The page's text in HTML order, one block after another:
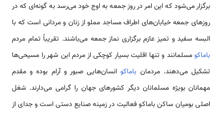
برگزار می‌شود که این امر در روز جمعه به اوج خود می‌رسد به گونه‌ای که در
روزهای جمعه خیابان‌های اطراف مساجد مملو از زنان و مردانی است که با
البسه سفید و تمیز عازم برگزاری نماز جمعه می‌باشند. تقریباً تمام مردم
باماکومسلمانند و تنها اقلیت بسیار کوچکی از مردم این شهر را مسیحی‌ها
تشکیل می‌دهند. مردمان باماکوانسان‌هایی صبور و آرام بوده و مقدم
مهمانان بویژه مسلمانان دیگر کشورهای جهان را گرامی می‌دارند. شغل
اصلی بومیان ساکن باماکو فعالیت در زمینه صنایع دستی است و جدای از